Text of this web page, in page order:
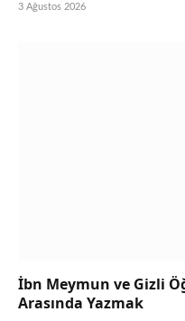
3 Ağustos 2026
İbn Meymun ve Gizli
Arasında Yazmak